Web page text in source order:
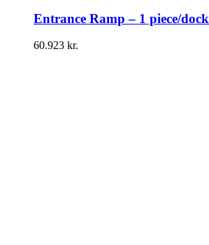
Entrance Ramp – 1 piece/dock
60.923 kr.